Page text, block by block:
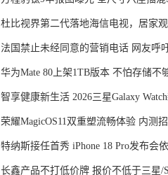
发DMS
杜比视界第二代落地海信电视，居家
能迎来哪些升级？
法国禁止未经同意的营销电话 网友呼
进
华为Mate 80上架1TB版本 不怕存储不
智享健康新生活 2026三星Galaxy
式开售
荣耀MagicOS11双重塑流畅体验 内测
特纳斯接任首秀 iPhone 18 Pro发布会
长鑫产品不打低价牌 报价不低于三星/